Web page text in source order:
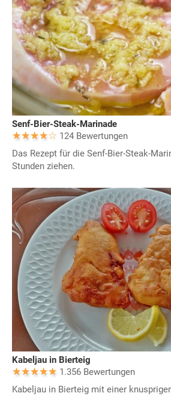
Senf-Bier-Steak-Marinade
124 Bewertungen
Das Rezept für die Senf-Bier-Steak-
Stunden ziehen.
Kabeljau in Bierteig
1.356 Bewertungen
Kabeljau in Bierteig mit einer